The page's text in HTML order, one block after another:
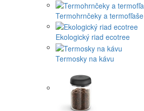
Termohrnčeky a termofľaše
Ekologický riad ecotree
Termosky na kávu